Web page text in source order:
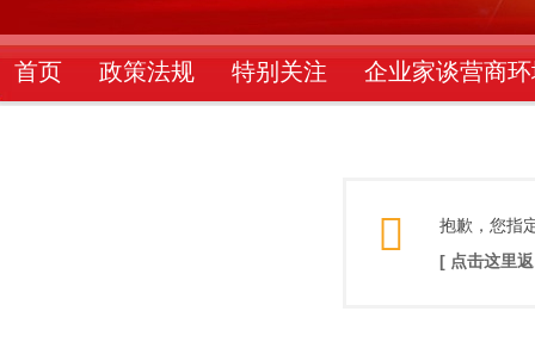
首页 政策法规 特别关注 企业家谈营商
抱歉，您指
[ 点击这里